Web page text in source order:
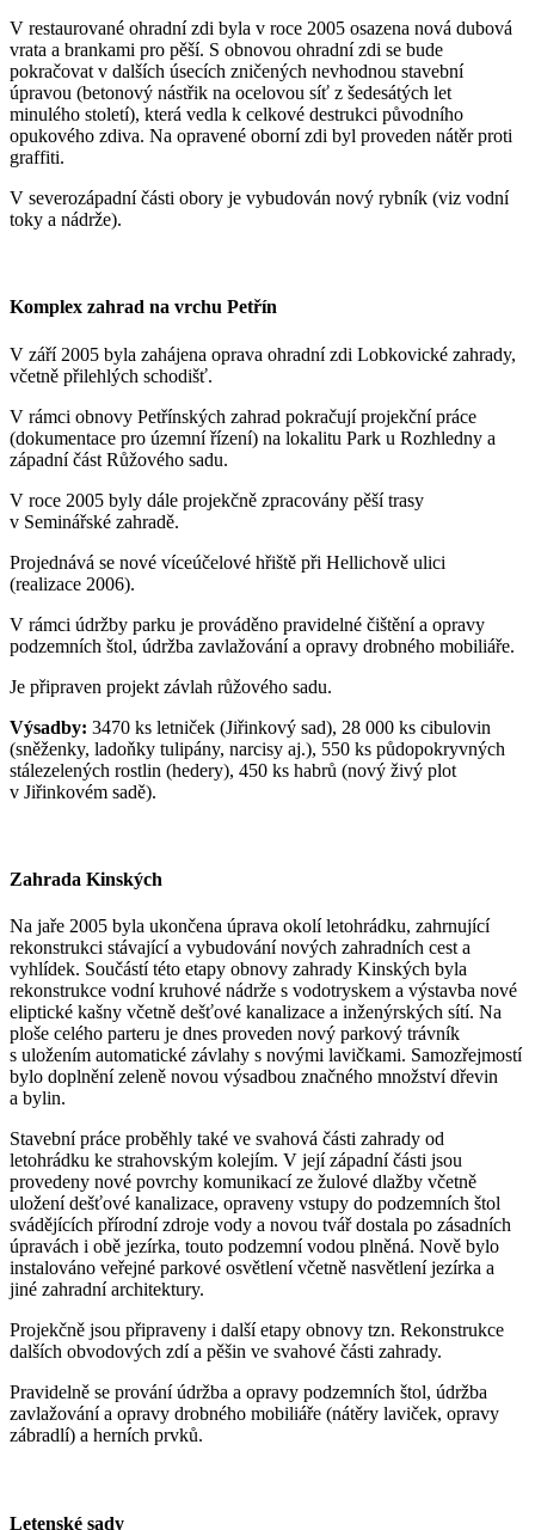
V restaurované ohradní zdi byla v roce 2005 osazena nová dubová
vrata a brankami pro pěší. S obnovou ohradní zdi se bude
pokračovat v dalších úsecích zničených nevhodnou stavební
úpravou (betonový nástřik na ocelovou síť z šedesátých let
minulého století), která vedla k celkové destrukci původního
opukového zdiva. Na opravené oborní zdi byl proveden nátěr proti
graffiti.
V severozápadní části obory je vybudován nový rybník (viz vodní
toky a nádrže).
Komplex zahrad na vrchu Petřín
V září 2005 byla zahájena oprava ohradní zdi Lobkovické zahrady,
včetně přilehlých schodišť.
V rámci obnovy Petřínských zahrad pokračují projekční práce
(dokumentace pro územní řízení) na lokalitu Park u Rozhledny a
západní část Růžového sadu.
V roce 2005 byly dále projekčně zpracovány pěší trasy
v Seminářské zahradě.
Projednává se nové víceúčelové hřiště při Hellichově ulici
(realizace 2006).
V rámci údržby parku je prováděno pravidelné čištění a opravy
podzemních štol, údržba zavlažování a opravy drobného mobiliáře.
Je připraven projekt závlah růžového sadu.
Výsadby: 3470 ks letniček (Jiřinkový sad), 28 000 ks cibulovin
(sněženky, ladoňky tulipány, narcisy aj.), 550 ks půdopokryvných
stálezelených rostlin (hedery), 450 ks habrů (nový živý plot
v Jiřinkovém sadě).
Zahrada Kinských
Na jaře 2005 byla ukončena úprava okolí letohrádku, zahrnující
rekonstrukci stávající a vybudování nových zahradních cest a
vyhlídek. Součástí této etapy obnovy zahrady Kinských byla
rekonstrukce vodní kruhové nádrže s vodotryskem a výstavba nové
eliptické kašny včetně dešťové kanalizace a inženýrských sítí. Na
ploše celého parteru je dnes proveden nový parkový trávník
s uložením automatické závlahy s novými lavičkami. Samozřejmostí
bylo doplnění zeleně novou výsadbou značného množství dřevin
a bylin.
Stavební práce proběhly také ve svahová části zahrady od
letohrádku ke strahovským kolejím. V její západní části jsou
provedeny nové povrchy komunikací ze žulové dlažby včetně
uložení dešťové kanalizace, opraveny vstupy do podzemních štol
svádějících přírodní zdroje vody a novou tvář dostala po zásadních
úpravách i obě jezírka, touto podzemní vodou plněná. Nově bylo
instalováno veřejné parkové osvětlení včetně nasvětlení jezírka a
jiné zahradní architektury.
Projekčně jsou připraveny i další etapy obnovy tzn. Rekonstrukce
dalších obvodových zdí a pěšin ve svahové části zahrady.
Pravidelně se prování údržba a opravy podzemních štol, údržba
zavlažování a opravy drobného mobiliáře (nátěry laviček, opravy
zábradlí) a herních prvků.
Letenské sady